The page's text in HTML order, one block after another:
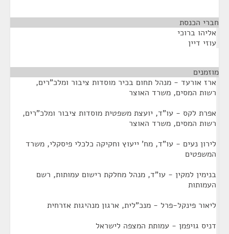
חברי הכנסת
אליהו ברוכי
עוזי דיין
מוזמנים
ארז אורעד - מנהל תחום בכיר מוסדות ציבור ומלכ"רים,
רשות המסים, משרד האוצר
אפרת לקס - עו"ד, יועצת משפטית מוסדות ציבור ומלכ"רים,
רשות המסים, משרד האוצר
לירון נעים - עו"ד, מח' ייעוץ וחקיקה כלכלי פיסקלי, משרד
המשפטים
בנימין למקין - עו"ד, מנהל מחלקת רישום עמותות, רשם
העמותות
ליאור פינקל-פרל - מנכ"לית, ארגון מנהיגות אזרחית
דניס גויפמן - עמותת המצפה לישראל